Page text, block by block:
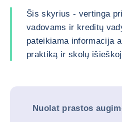
Šis skyrius - vertinga
vadovams ir kreditų
pateikiama informacija
praktiką ir skolų
Nuolat prastos